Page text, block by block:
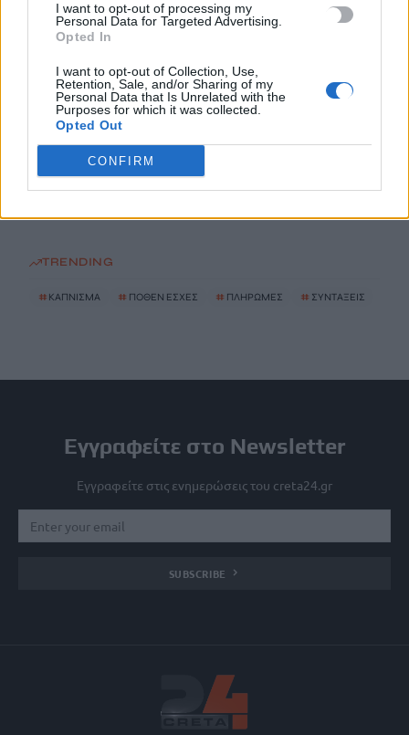
I want to opt-out of processing my
Personal Data for Targeted Advertising.
Opted In
I want to opt-out of Collection, Use,
Retention, Sale, and/or Sharing of my
Personal Data that Is Unrelated with the
Purposes for which it was collected.
Opted Out
CONFIRM
Το Ελληνικό Μεσογειακό Πανεπιστήμιο εκδίδει ηλεκτρονικά
Κυριακού»
7 Αυγούστου, 2026
ΔΕΕΠ (ΝΟΔΕ) Ηρακλείου: Με έργα η κυβέρνηση Μητσοτάκη
οδηγεί την Κρήτη στο μέλλον
7 Αυγούστου, 2026
TRENDING
# ΚΑΠΝΙΣΜΑ # ΠΟΘΕΝ ΕΣΧΕΣ # ΠΛΗΡΩΜΕΣ # ΣΥΝΤΑΞΕΙΣ
Εγγραφείτε στο Newsletter
Εγγραφείτε στις ενημερώσεις του creta24.gr
SUBSCRIBE